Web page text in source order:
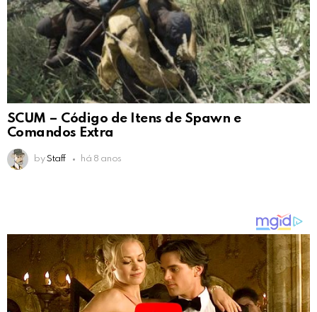
SCUM – Código de Itens de Spawn e
Comandos Extra
by Staff há 8 anos